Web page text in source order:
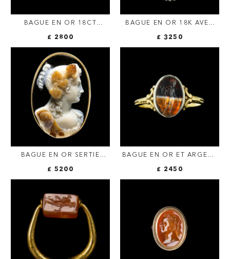
BAGUE EN OR 18CT
DU GÉNÉRAL POMPÉE.
£ 2800
BAGUE EN OR 18K AVEC
DIAMANTS TAILLE ROSE –
£ 3250
BAGUE EN OR SERTIE
ROME). BUSTE DE
BACCHANTE.
£ 5200
BAGUE EN OR ET ARGENT
£ 2450